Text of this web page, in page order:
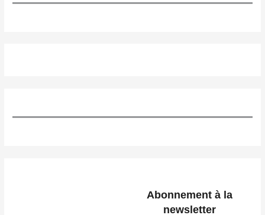
Abonnement à la
newsletter